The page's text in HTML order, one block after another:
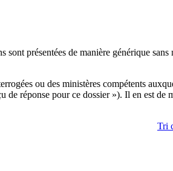
présentées de manière générique sans
ou des ministères compétents
de réponse pour ce dossier »). Il en est de
Tri